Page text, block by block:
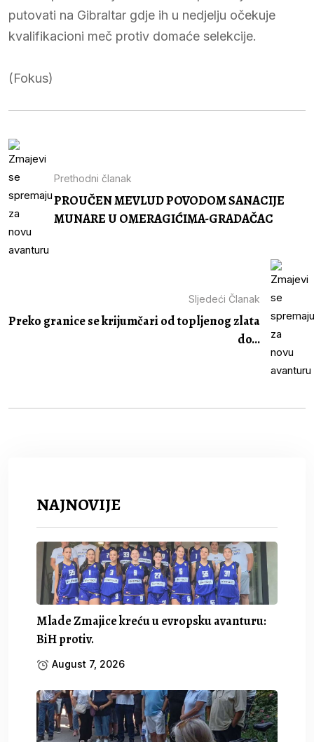
putovati na Gibraltar gdje ih u nedjelju očekuje
kvalifikacioni meč protiv domaće selekcije.
(Fokus)
Prethodni članak
PROUČEN MEVLUD POVODOM SANACIJE
MUNARE U OMERAGIĆIMA-GRADAČAC
Sljedeći Članak
Preko granice se krijumčari od topljenog zlata
do...
NAJNOVIJE
Mlade Zmajice kreću u evropsku avanturu:
BiH protiv.
August 7, 2026